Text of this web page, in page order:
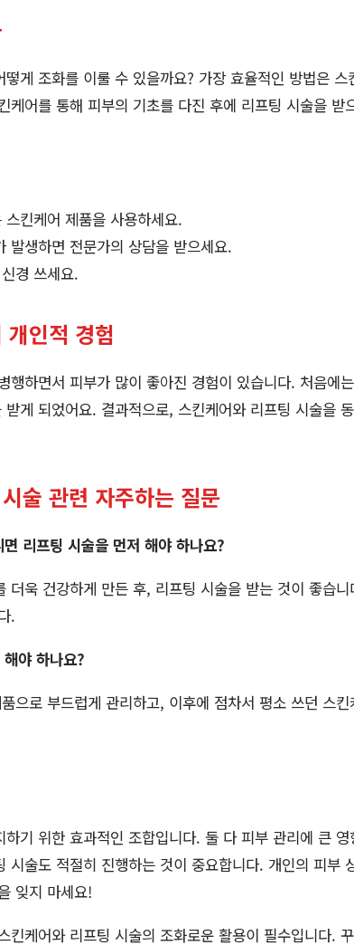
게 조화를 이룰 수 있을까요? 가장 효율적인 방법은 스
케어를 통해 피부의 기초를 다진 후에 리프팅 시술을 받
킨케어 제품을 사용하세요.
발생하면 전문가의 상담을 받으세요.
경 쓰세요.
인적 경험
행하면서 피부가 많이 좋아진 경험이 있습니다. 처음에
게 되었어요. 결과적으로, 스킨케어와 리프팅 시술을
술 관련 자주하는 질문
리프팅 시술을 먼저 해야 하나요?
더욱 건강하게 만든 후, 리프팅 시술을 받는 것이 좋습
.
야 하나요?
으로 부드럽게 관리하고, 이후에 점차서 평소 쓰던 스
기 위한 효과적인 조합입니다. 둘 다 피부 관리에 큰
시술도 적절히 진행하는 것이 중요합니다. 개인의 피부
잊지 마세요!
킨케어와 리프팅 시술의 조화로운 활용이 필수입니다.